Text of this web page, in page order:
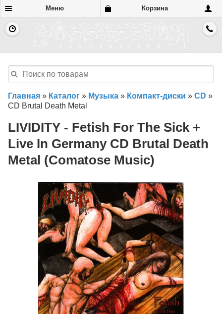
Меню Корзина
Главная » Каталог » Музыка » Компакт-диски » CD »
CD Brutal Death Metal
LIVIDITY - Fetish For The Sick +
Live In Germany CD Brutal Death
Metal (Comatose Music)